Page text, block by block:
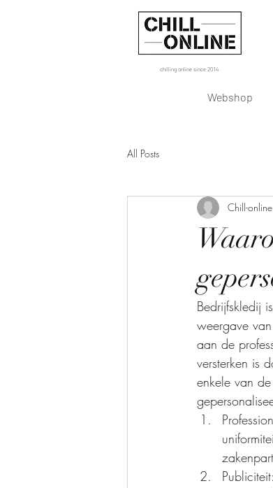
chilling online since 2014
Webshop
All Posts
Chill-online
Bedrijfskledij
weergave
aan de
versterken is
enkele van